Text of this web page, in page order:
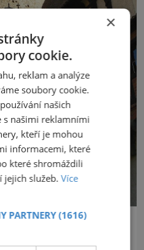
×
cookie.
reklam a analýze
soubory cookie.
našich
s našimi reklamními
kteří je mohou
informacemi, které
které shromáždili
jejich služeb.Více
PARTNERY(1616)